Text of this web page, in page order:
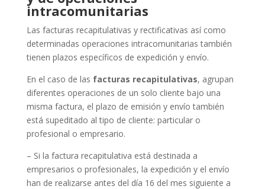
intracomunitarias
Las facturas recapitulativas y rectificativas así como
determinadas operaciones intracomunitarias también
tienen plazos específicos de expedición y envío.
En el caso de las facturas recapitulativas, agrupan
diferentes operaciones de un solo cliente bajo una
misma factura, el plazo de emisión y envío también
está supeditado al tipo de cliente: particular o
profesional o empresario.
– Si la factura recapitulativa está destinada a
empresarios o profesionales, la expedición y el envío
han de realizarse antes del día 16 del mes siguiente a